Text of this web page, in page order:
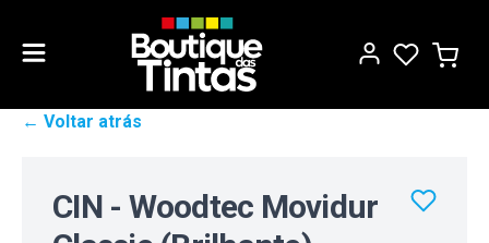
← Voltar atrás
CIN - Woodtec Movidur